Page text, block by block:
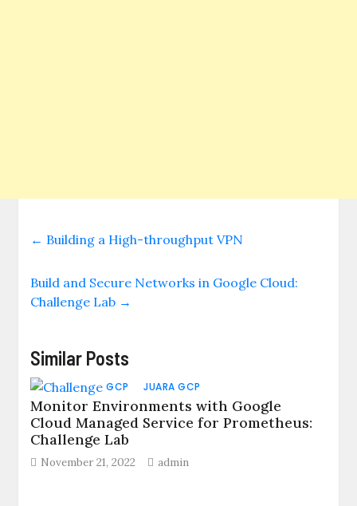
← Building a High-throughput VPN
Build and Secure Networks in Google Cloud:
Challenge Lab →
Similar Posts
GCP JUARA GCP
Monitor Environments with Google
Cloud Managed Service for Prometheus:
Challenge Lab
November 21, 2022 admin